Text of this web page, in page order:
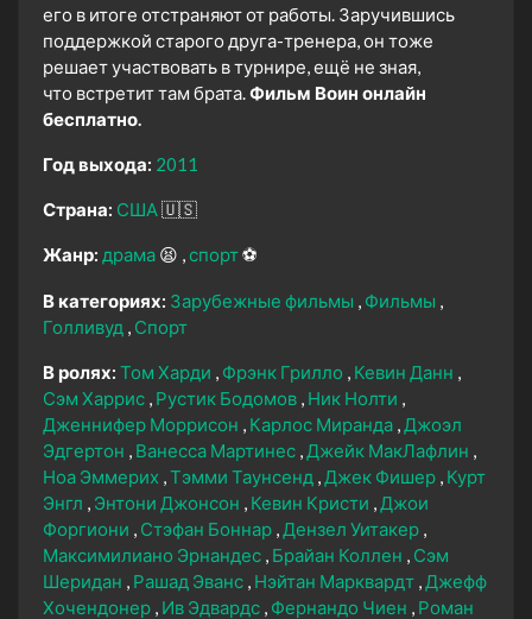
его в итоге отстраняют от работы. Заручившись
поддержкой старого друга-тренера, он тоже
решает участвовать в турнире, ещё не зная,
что встретит там брата.Фильм Воин онлайн
бесплатно.
Год выхода: 2011
Страна: США🇺🇸
Жанр: драма 😫 спорт⚽
В категориях: Зарубежные фильмы
Фильмы
Голливуд
Спорт
В ролях: Том Харди Фрэнк Грилло
Кевин Данн
Сэм Харрис Рустик Бодомов Ник Нолти
Дженнифер Моррисон
Карлос Миранда Джоэл
Эдгертон
Ванесса Мартинес Джейк МакЛафлин
Ноа Эммерих Тэмми Таунсенд Джек Фишер Курт
Энгл
Энтони Джонсон Кевин Кристи
Джои
Форгиони
Стэфан Боннар Дензел Уитакер
Максимилиано Эрнандес Брайан Коллен
Сэм
Шеридан
Рашад Эванс Нэйтан Марквардт Джефф
Хочендонер Ив Эдвардс Фернандо Чиен
Роман